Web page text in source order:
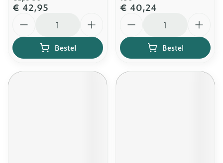
€ 42,95
Bestel
€ 40,24
Bestel